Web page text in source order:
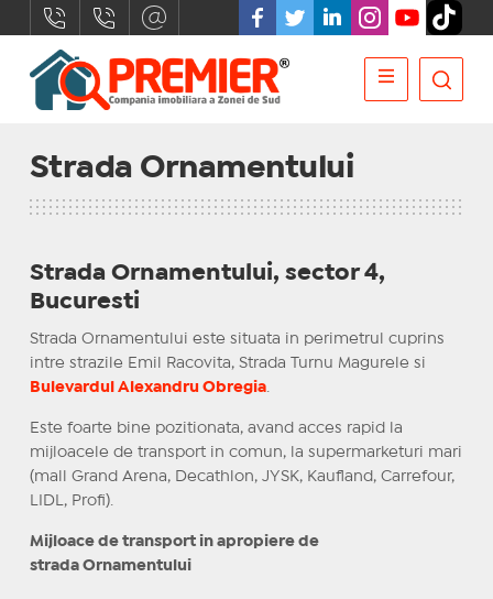
Strada Ornamentului
Strada Ornamentului, sector 4,
Bucuresti
Strada Ornamentului este situata in perimetrul cuprins
intre strazile Emil Racovita, Strada Turnu Magurele si
Bulevardul Alexandru Obregia.
Este foarte bine pozitionata, avand acces rapid la
mijloacele de transport in comun, la supermarketuri mari
(mall Grand Arena, Decathlon, JYSK, Kaufland, Carrefour,
LIDL, Profi).
Mijloace de transport in apropiere de
strada Ornamentului